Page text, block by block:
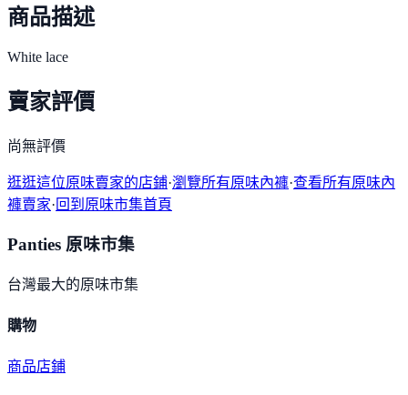
商品描述
White lace
賣家評價
尚無評價
逛逛這位原味賣家的店鋪·瀏覽所有原味內褲·查看所有原味內
褲賣家·回到原味市集首頁
Panties 原味市集
台灣最大的原味市集
購物
商品店鋪